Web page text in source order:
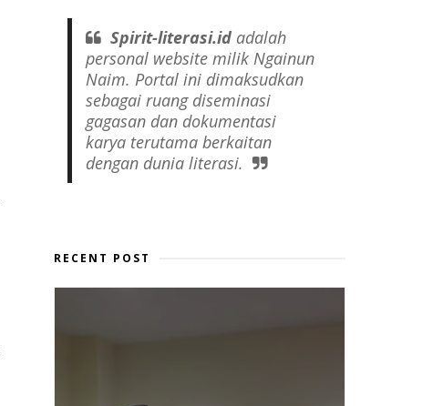
Spirit-literasi.id adalah
personal website milik Ngainun
Naim. Portal ini dimaksudkan
sebagai ruang diseminasi
gagasan dan dokumentasi
karya terutama berkaitan
dengan dunia literasi.
RECENT POST